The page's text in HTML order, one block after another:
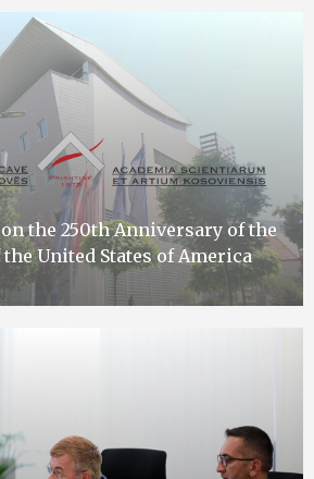
the 250th Anniversary of the
United States of America